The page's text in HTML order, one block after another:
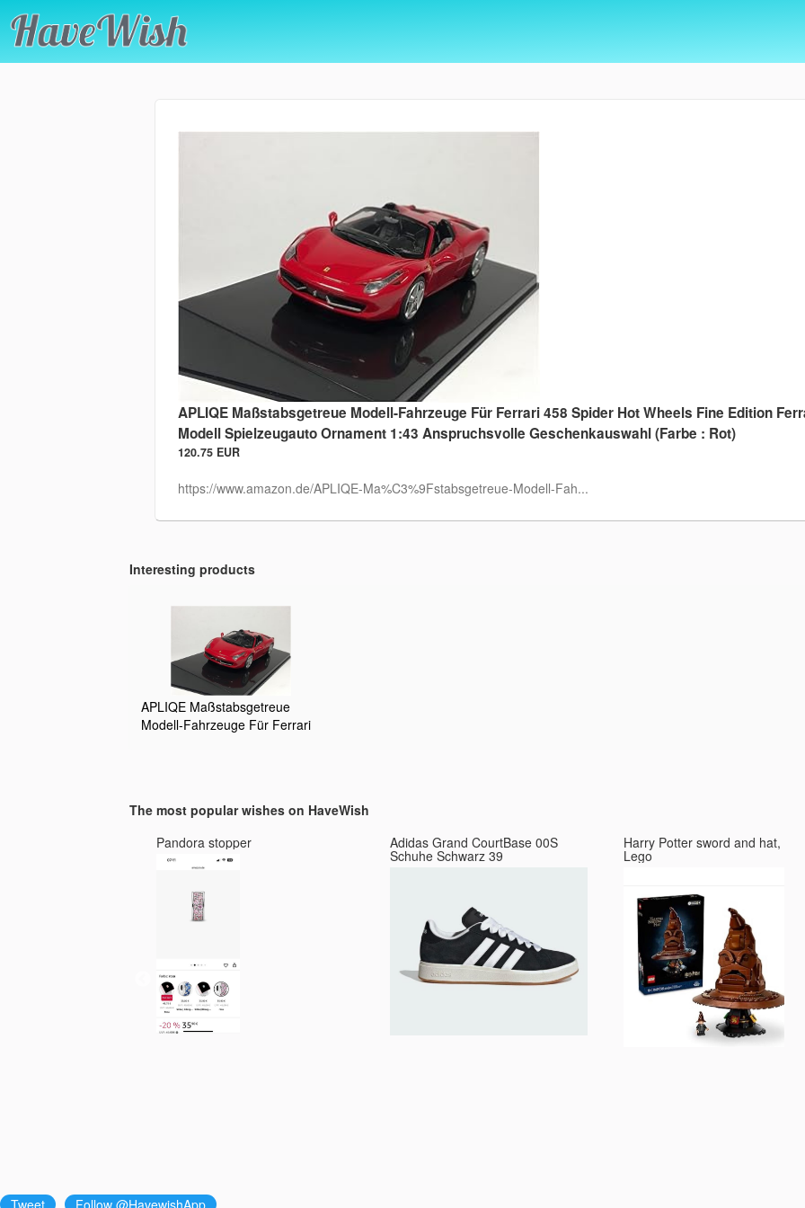
APLIQE Maßstabsgetreue Modell-Fahrzeuge Für Ferrari 458 Spider Hot Wheels Fine Edition
Modell Spielzeugauto Ornament 1:43 Anspruchsvolle Geschenkauswahl (Farbe : Rot)
120.75 EUR
https://www.amazon.de/APLIQE-Ma%C3%9Fstabsgetreue-Modell-Fah...
Interesting products
APLIQE Maßstabsgetreue
Modell-Fahrzeuge Für Ferrari
Geschenkauswahl (Farbe :
The most popular wishes on HaveWish
Pandora stopper Adidas Grand CourtBase 00S
Schuhe Schwarz 39
Harry Potter sword and hat,
Lego